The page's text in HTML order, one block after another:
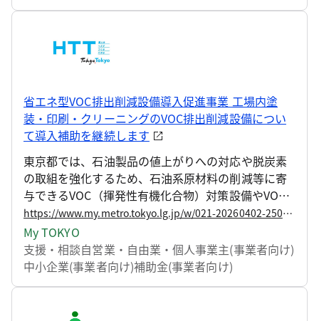
省エネ型VOC排出削減設備導入促進事業 工場内塗
装・印刷・クリーニングのVOC排出削減設備につい
て導入補助を継続します
東京都では、石油製品の値上がりへの対応や脱炭素
の取組を強化するため、石油系原材料の削減等に寄
与できるVOC（揮発性有機化合物）対策設備やVOC
削減装置付省エネ型空調・換気設備の導入に要する
費用の一部を補助する事業を継続します。 令和8年度
より、補助対象者に障害者就労施設を有する社会福
祉法人等が加わります。
https://www.my.metro.tokyo.lg.jp/w/021-20260402-250654044
My TOKYO
支援・相談自営業・自由業・個人事業主(事業者向け)
中小企業(事業者向け)補助金(事業者向け)